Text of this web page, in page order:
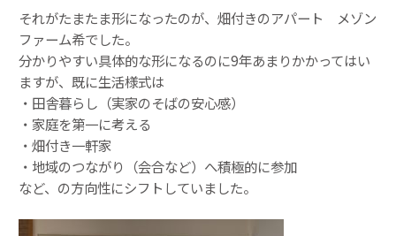
それがたまたま形になったのが、 畑付きのアパート メゾン
ファーム希でした。
分かりやすい具体的な形になるのに9年あまりかかってはい
ますが、既に生活様式は
・田舎暮らし（実家のそばの安心感）
・家庭を第一に考える
・畑付き一軒家
・地域のつながり（会合など）へ積極的に参加
など、の方向性にシフトしていました。